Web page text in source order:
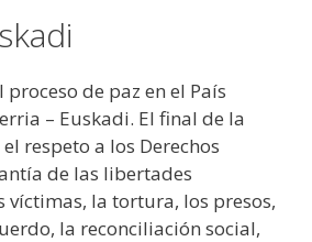
de paz en el País
– Euskadi. El final de la
respeto a los Derechos
de las libertades
víctimas, la tortura, los presos,
la reconciliación social,